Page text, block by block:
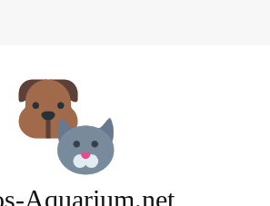
Aquarium.net